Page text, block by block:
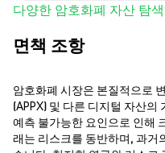
다양한 암호화폐 자산 탐
면책 조항
암호화폐 시장은 본질적으로
(APPX) 및 다른 디지털 자산
예측 불가능한 요인으로 인해
래는 리스크를 동반하며, 과거